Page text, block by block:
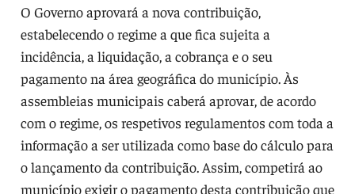
O Governo aprovará a nova contribuição,
estabelecendo o regime a que fica sujeita a
incidência, a liquidação, a cobrança e o seu
pagamento na área geográfica do município. Às
assembleias municipais caberá aprovar, de acordo
com o regime, os respetivos regulamentos com toda a
informação a ser utilizada como base do cálculo para
o lançamento da contribuição. Assim, competirá ao
município exigir o pagamento desta contribuição que